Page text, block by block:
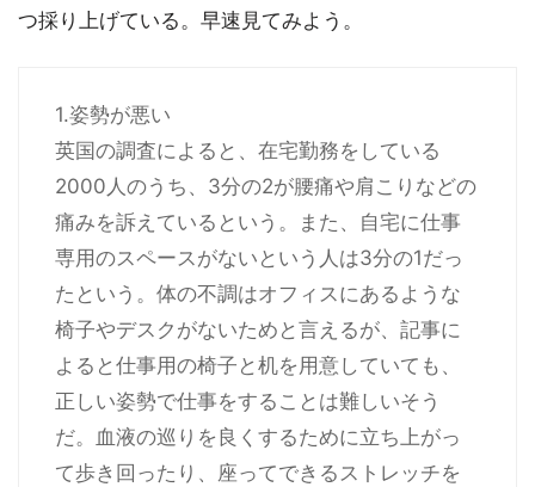
つ採り上げている。早速見てみよう。
1.姿勢が悪い
英国の調査によると、在宅勤務をしている
2000人のうち、3分の2が腰痛や肩こりなどの
痛みを訴えているという。また、自宅に仕事
専用のスペースがないという人は3分の1だっ
たという。体の不調はオフィスにあるような
椅子やデスクがないためと言えるが、記事に
よると仕事用の椅子と机を用意していても、
正しい姿勢で仕事をすることは難しいそう
だ。血液の巡りを良くするために立ち上がっ
て歩き回ったり、座ってできるストレッチを